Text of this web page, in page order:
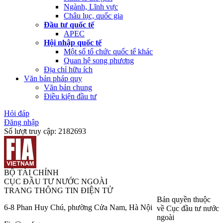
Ngành, Lĩnh vực
Châu lục, quốc gia
Đầu tư quốc tế
APEC
Hội nhập quốc tế
Một số tổ chức quốc tế khác
Quan hệ song phương
Địa chỉ hữu ích
Văn bản pháp quy
Văn bản chung
Điều kiện đầu tư
Hỏi đáp
Đăng nhập
Số lượt truy cập: 2182693
BỘ TÀI CHÍNH
CỤC ĐẦU TƯ NƯỚC NGOÀI
TRANG THÔNG TIN ĐIỆN TỬ
6-8 Phan Huy Chú, phường Cửa Nam, Hà Nội
Bản quyền thuộc
về Cục đầu tư nước
ngoài